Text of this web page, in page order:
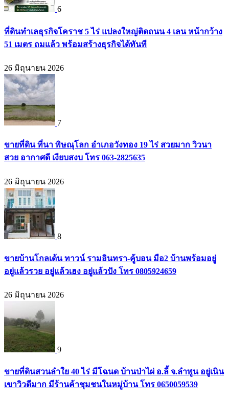
6
ที่ดินทำเลธุรกิจโคราช 5 ไร่ แปลงใหญ่ติดถนน 4 เลน หน้ากว้าง
51 เมตร ถมแล้ว พร้อมสร้างธุรกิจได้ทันที
26 มิถุนายน 2026
7
ขายที่ดิน ที่นา พิษณุโลก อำเภอวังทอง 19 ไร่ สวยมาก วิวนา
สวย อากาศดี เงียบสงบ โทร 063-2825635
26 มิถุนายน 2026
8
ขายบ้านโกลเด้น ทาวน์ รามอินทรา-คู้บอน มือ2 บ้านพร้อมอยู่
อยู่แล้วรวย อยู่แล้วเฮง อยู่แล้วปัง โทร 0805924659
26 มิถุนายน 2026
9
ขายที่ดินสวนลำใย 40 ไร่ มีโฉนด บ้านป่าไผ่ อ.ลี้ จ.ลำพูน อยู่เนิน
เขาวิวดีมาก มีร้านค้าชุมชนในหมู่บ้าน โทร 0650059539